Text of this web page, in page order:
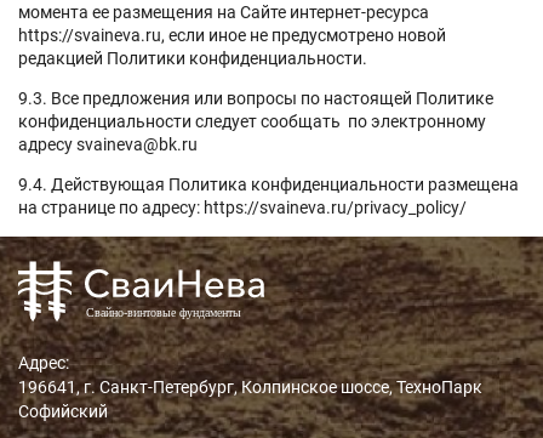
момента ее размещения на Сайте интернет-ресурса
https://svaineva.ru, если иное не предусмотрено новой
редакцией Политики конфиденциальности.
9.3. Все предложения или вопросы по настоящей Политике
конфиденциальности следует сообщать по электронному
адресу svaineva@bk.ru
9.4. Действующая Политика конфиденциальности размещена
на странице по адресу: https://svaineva.ru/privacy_policy/
Адрес:
196641, г. Санкт-Петербург, Колпинское шоссе, ТехноПарк
Софийский